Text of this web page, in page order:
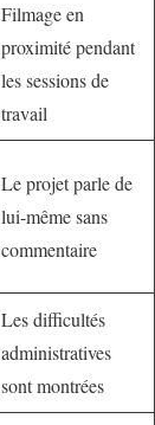
Filmage en
proximité pendant
les sessions de
travail
Le projet parle de
lui-même sans
commentaire
Les difficultés
administratives
sont montrées